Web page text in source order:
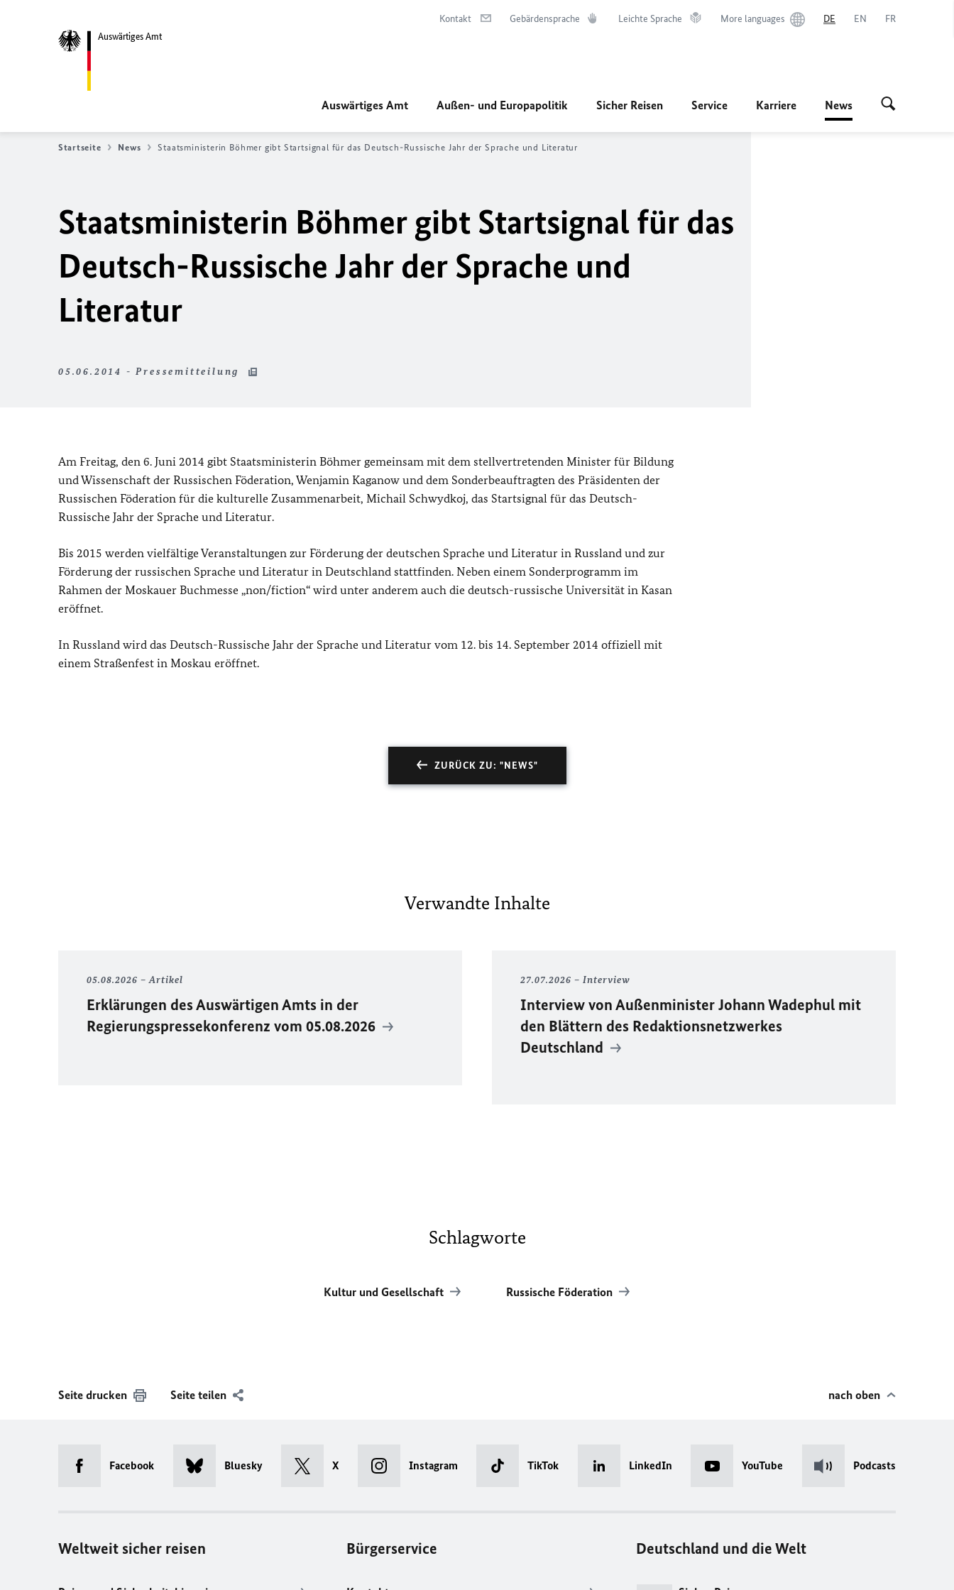
Auswärtiges Amt
Kontakt Gebärdensprache Leichte Sprache More languages DE EN FR
Auswärtiges Amt Außen- und Europapolitik Sicher Reisen Service Karriere News
Startseite News Staatsministerin Böhmer gibt Startsignal für das Deutsch-Russische Jahr der Sprache und Literatur
Staatsministerin Böhmer gibt Startsignal für das
Deutsch-Russische Jahr der Sprache und
Literatur
05.06.2014 - Pressemitteilung
Am Freitag, den 6. Juni 2014 gibt Staatsministerin Böhmer gemeinsam mit dem stellvertretenden Minister für Bildung
und Wissenschaft der Russischen Föderation, Wenjamin Kaganow und dem Sonderbeauftragten des Präsidenten der
Russischen Föderation für die kulturelle Zusammenarbeit, Michail Schwydkoj, das Startsignal für das Deutsch-
Russische Jahr der Sprache und Literatur.
Bis 2015 werden vielfältige Veranstaltungen zur Förderung der deutschen Sprache und Literatur in Russland und zur
Förderung der russischen Sprache und Literatur in Deutschland stattfinden. Neben einem Sonderprogramm im
Rahmen der Moskauer Buchmesse „non/fiction“ wird unter anderem auch die deutsch-russische Universität in Kasan
eröffnet.
In Russland wird das Deutsch-Russische Jahr der Sprache und Literatur vom 12. bis 14. September 2014 offiziell mit
einem Straßenfest in Moskau eröffnet.
ZURÜCK ZU: "NEWS"
Verwandte Inhalte
05.08.2026 Artikel
Erklärungen des Auswärtigen Amts in der
Regierungspressekonferenz vom 05.08.2026
27.07.2026 Interview
Interview von Außenminister Johann Wadephul mit
den Blättern des Redaktionsnetzwerkes
Deutschland
Schlagworte
Kultur und Gesellschaft Russische Föderation
Seite drucken Seite teilen nach oben
Facebook Bluesky X Instagram TikTok LinkedIn YouTube Podcasts
Weltweit sicher reisen Bürgerservice Deutschland und die Welt